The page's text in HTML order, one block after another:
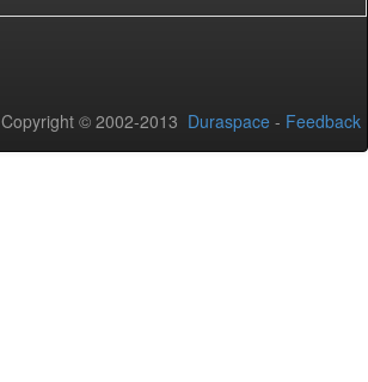
Copyright © 2002-2013 Duraspace - Feedback